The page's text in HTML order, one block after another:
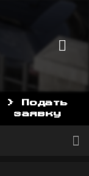
> Подать
заявку